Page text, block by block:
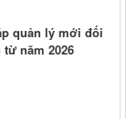
quản lý mới đối
năm 2026